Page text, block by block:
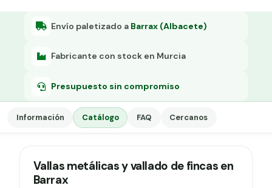
Envío paletizado a Barrax (Albacete)
Fabricante con stock en Murcia
Presupuesto sin compromiso
Información Catálogo FAQ Cercanos
Vallas metálicas y vallado de fincas en
Barrax